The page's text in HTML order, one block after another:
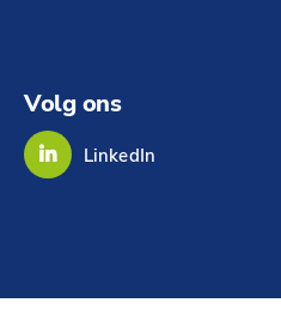
Volg ons
LinkedIn